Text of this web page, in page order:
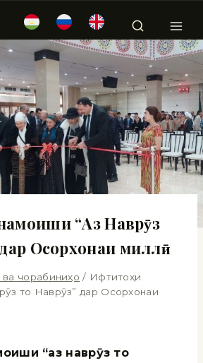
“Аз Наврӯз
Осорхонаи миллӣ
чорабиниҳо / Ифтитоҳи
то Наврӯз” дар Осорхонаи
“аз наврӯз то